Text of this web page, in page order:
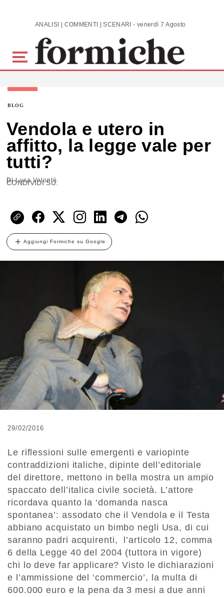
Skip to main content ANALISI | COMMENTI | SCENARI - venerdì 7 Agosto 2026
BLOG
Vendola e utero in
affitto, la legge vale per
tutti?
DiLuca Volontè
CONDIVIDI SU:
Aggiungi Formiche su Google
29/02/2016
Le riflessioni sulle emergenti e variopinte
contraddizioni italiche, dipinte dell’editoriale
del direttore, mettono in bella mostra un ampio
spaccato dell’italica civile società. L’attore
ricordava quanto la ‘domanda nasca
spontanea’: assodato che il Vendola e il Testa
abbiano acquistato un bimbo negli Usa, di cui
saranno padri acquirenti, l’articolo 12, comma
6 della Legge 40 del 2004 (tuttora in vigore)
chi lo deve far applicare? Visto le dichiarazioni
e l’ammissione del ‘commercio’, la multa di
600.000 euro e la pena da 3 mesi a due anni